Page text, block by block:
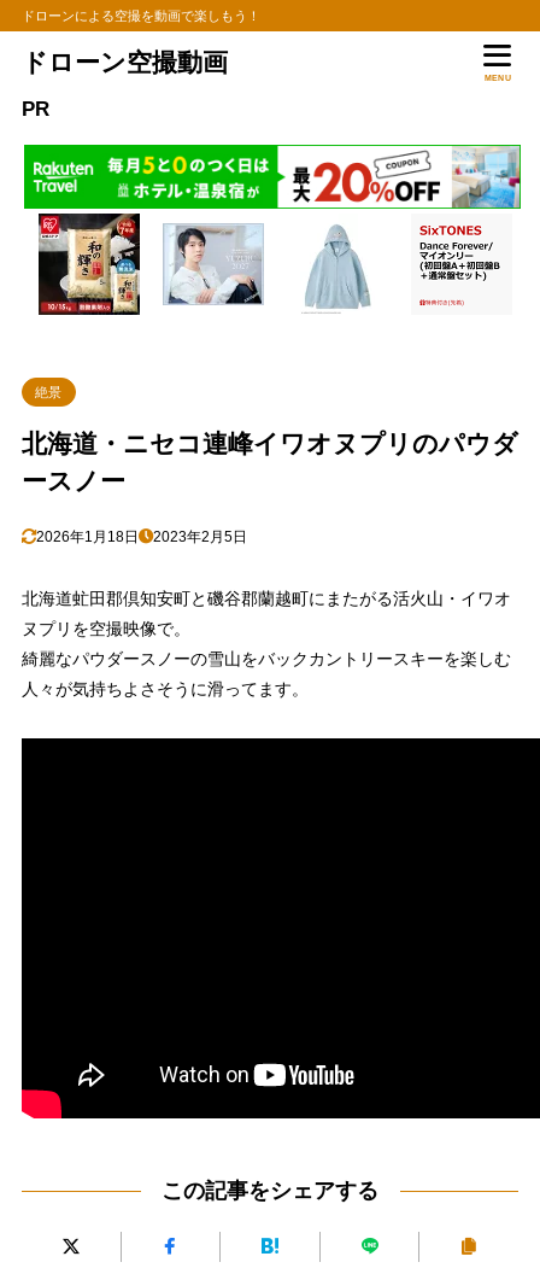
ドローンによる空撮を動画で楽しもう！
ドローン空撮動画
MENU
PR
絶景
北海道・ニセコ連峰イワオヌプリのパウダ
ースノー
2026年1月18日 2023年2月5日
北海道虻田郡倶知安町と磯谷郡蘭越町にまたがる活火山・イワオ
ヌプリを空撮映像で。
綺麗なパウダースノーの雪山をバックカントリースキーを楽しむ
人々が気持ちよさそうに滑ってます。
この記事をシェアする